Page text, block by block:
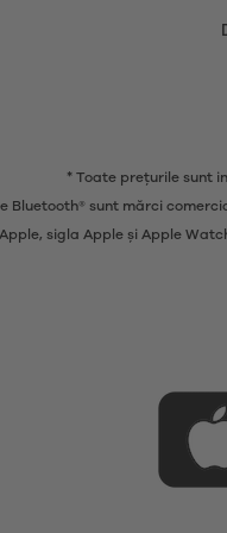
* Toate prețurile sunt
Bluetooth® sunt mărci
Apple, sigla Apple și Apple